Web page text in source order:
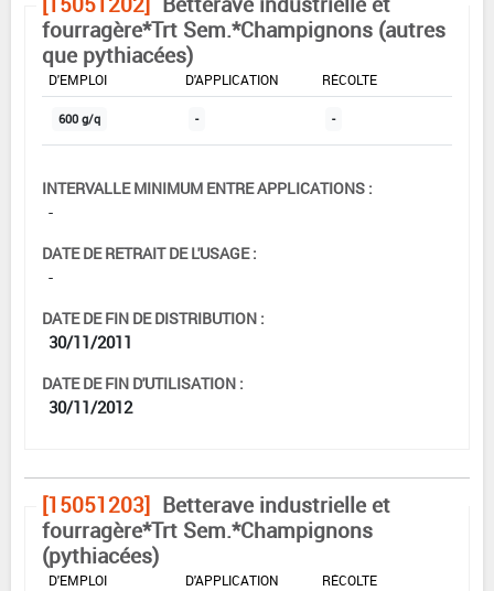
fourragère*Trt Sem.*Champignons (autres
que pythiacées)
DOSE MAX
D'EMPLOI
NOMBRE MAX
D'APPLICATION
RÉCOLTE
600 g/q - -
INTERVALLE MINIMUM ENTRE APPLICATIONS :
-
DATE DE RETRAIT DE L'USAGE :
-
DATE DE FIN DE DISTRIBUTION :
30/11/2011
DATE DE FIN D'UTILISATION :
30/11/2012
[15051203] Betterave industrielle et
fourragère*Trt Sem.*Champignons
(pythiacées)
DOSE MAX
D'EMPLOI
D'APPLICATION
RÉCOLTE